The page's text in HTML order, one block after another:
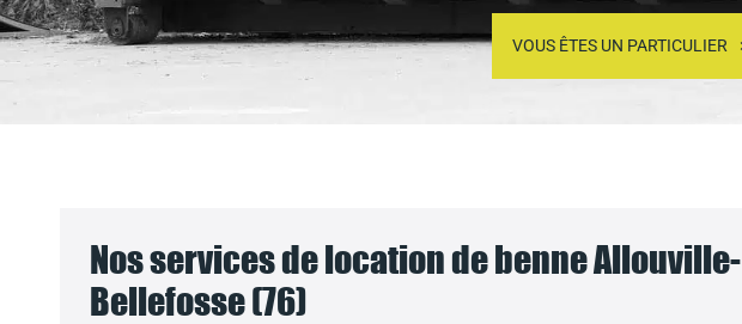
VOUS ÊTES UN PARTICULIER
Nos services de location de benne Allouville-
Bellefosse (76)